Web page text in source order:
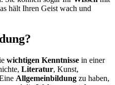
hält Ihren Geist wach und
wichtigen Kenntnisse in einer
Literatur, Kunst,
Allgemeinbildung zu haben,